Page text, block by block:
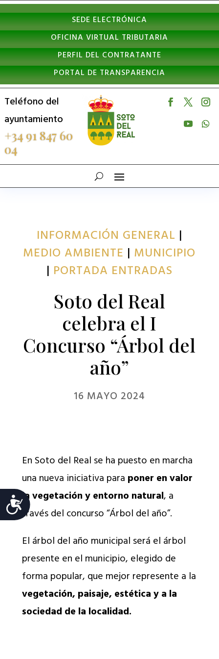
Nota:
este
sitio
web
incluye
un
sistema
de
accesibilidad.
Accesibilidad
SEDE ELECTRÓNICA
OFICINA VIRTUAL TRIBUTARIA
PERFIL DEL CONTRATANTE
PORTAL DE TRANSPARENCIA
Teléfono del
ayuntamiento
+34 91 847 60
04
INFORMACIÓN GENERAL |
MEDIO AMBIENTE | MUNICIPIO
| PORTADA ENTRADAS
Soto del Real
celebra el I
Concurso “Árbol del
año”
16 MAYO 2024
En Soto del Real se ha puesto en marcha
una nueva iniciativa para poner en valor
la vegetación y entorno natural, a
través del concurso “Árbol del año”.
El árbol del año municipal será el árbol
presente en el municipio, elegido de
forma popular, que mejor represente a la
vegetación, paisaje, estética y a la
sociedad de la localidad.